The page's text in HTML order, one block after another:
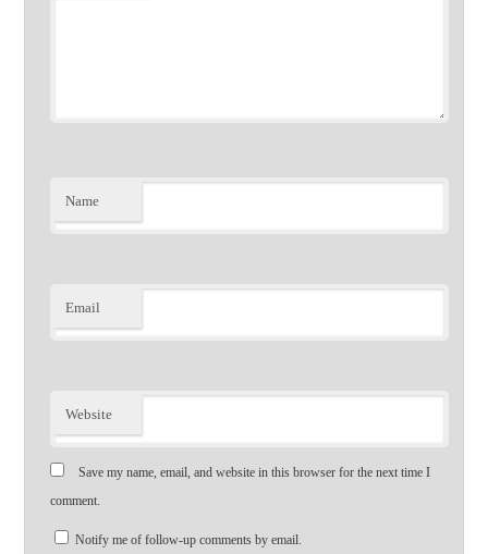
Name
Email
Website
Save my name, email, and website in this browser for the next time I
comment.
Notify me of follow-up comments by email.